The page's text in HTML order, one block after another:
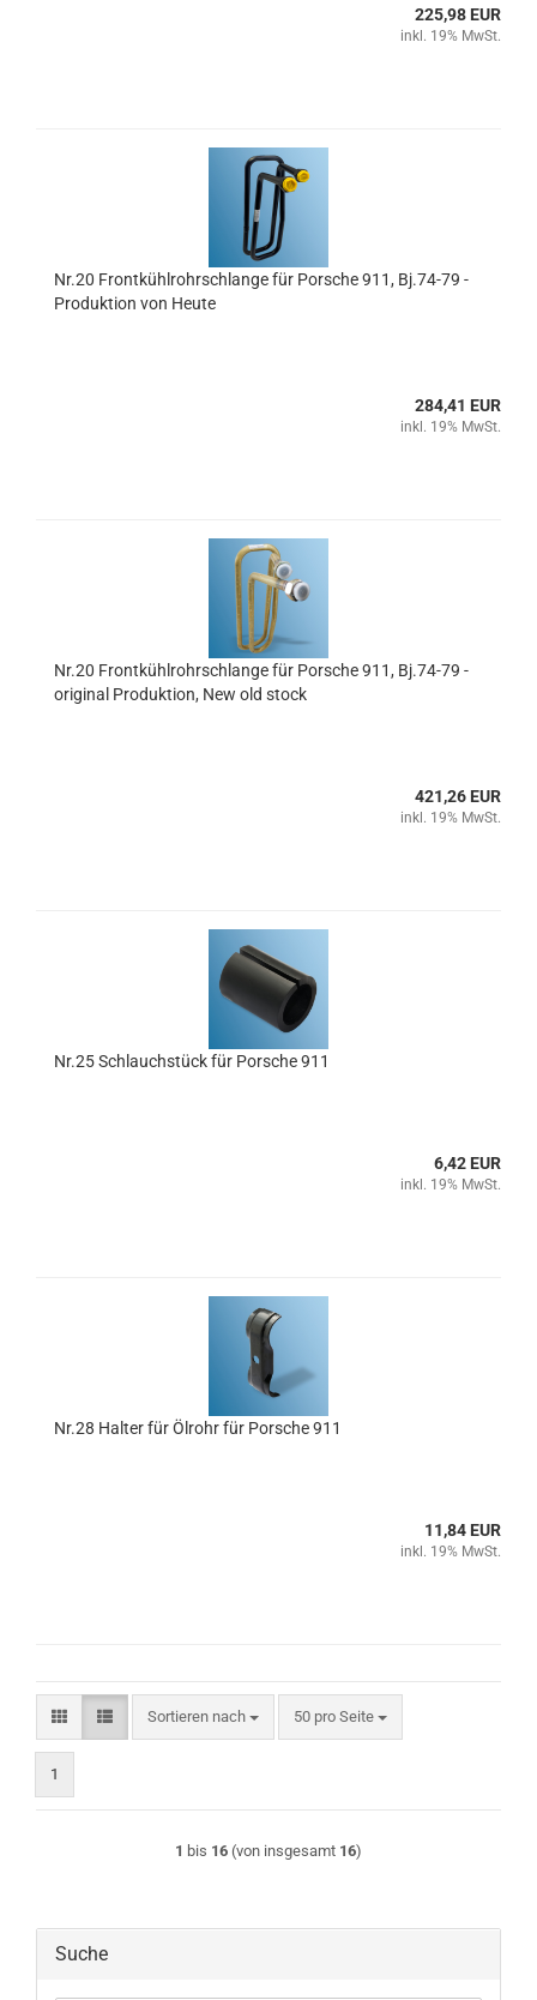
225,98 EUR
inkl. 19% MwSt.
Nr.20 Frontkühlrohrschlange für Porsche 911, Bj.74-79 -
Produktion von Heute
284,41 EUR
inkl. 19% MwSt.
Nr.20 Frontkühlrohrschlange für Porsche 911, Bj.74-79 -
original Produktion, New old stock
421,26 EUR
inkl. 19% MwSt.
Nr.25 Schlauchstück für Porsche 911
6,42 EUR
inkl. 19% MwSt.
Nr.28 Halter für Ölrohr für Porsche 911
11,84 EUR
inkl. 19% MwSt.
Sortieren nach
Sortieren nach 50 pro Seite
pro Seite
1
1 bis 16 (von insgesamt 16)
Suche